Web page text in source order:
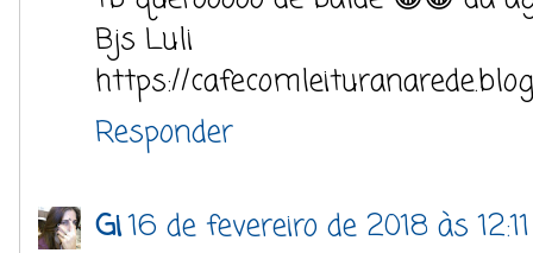
Bjs Luli
https://
Responder
Gi16 de fevereiro de 2018 às 12:11